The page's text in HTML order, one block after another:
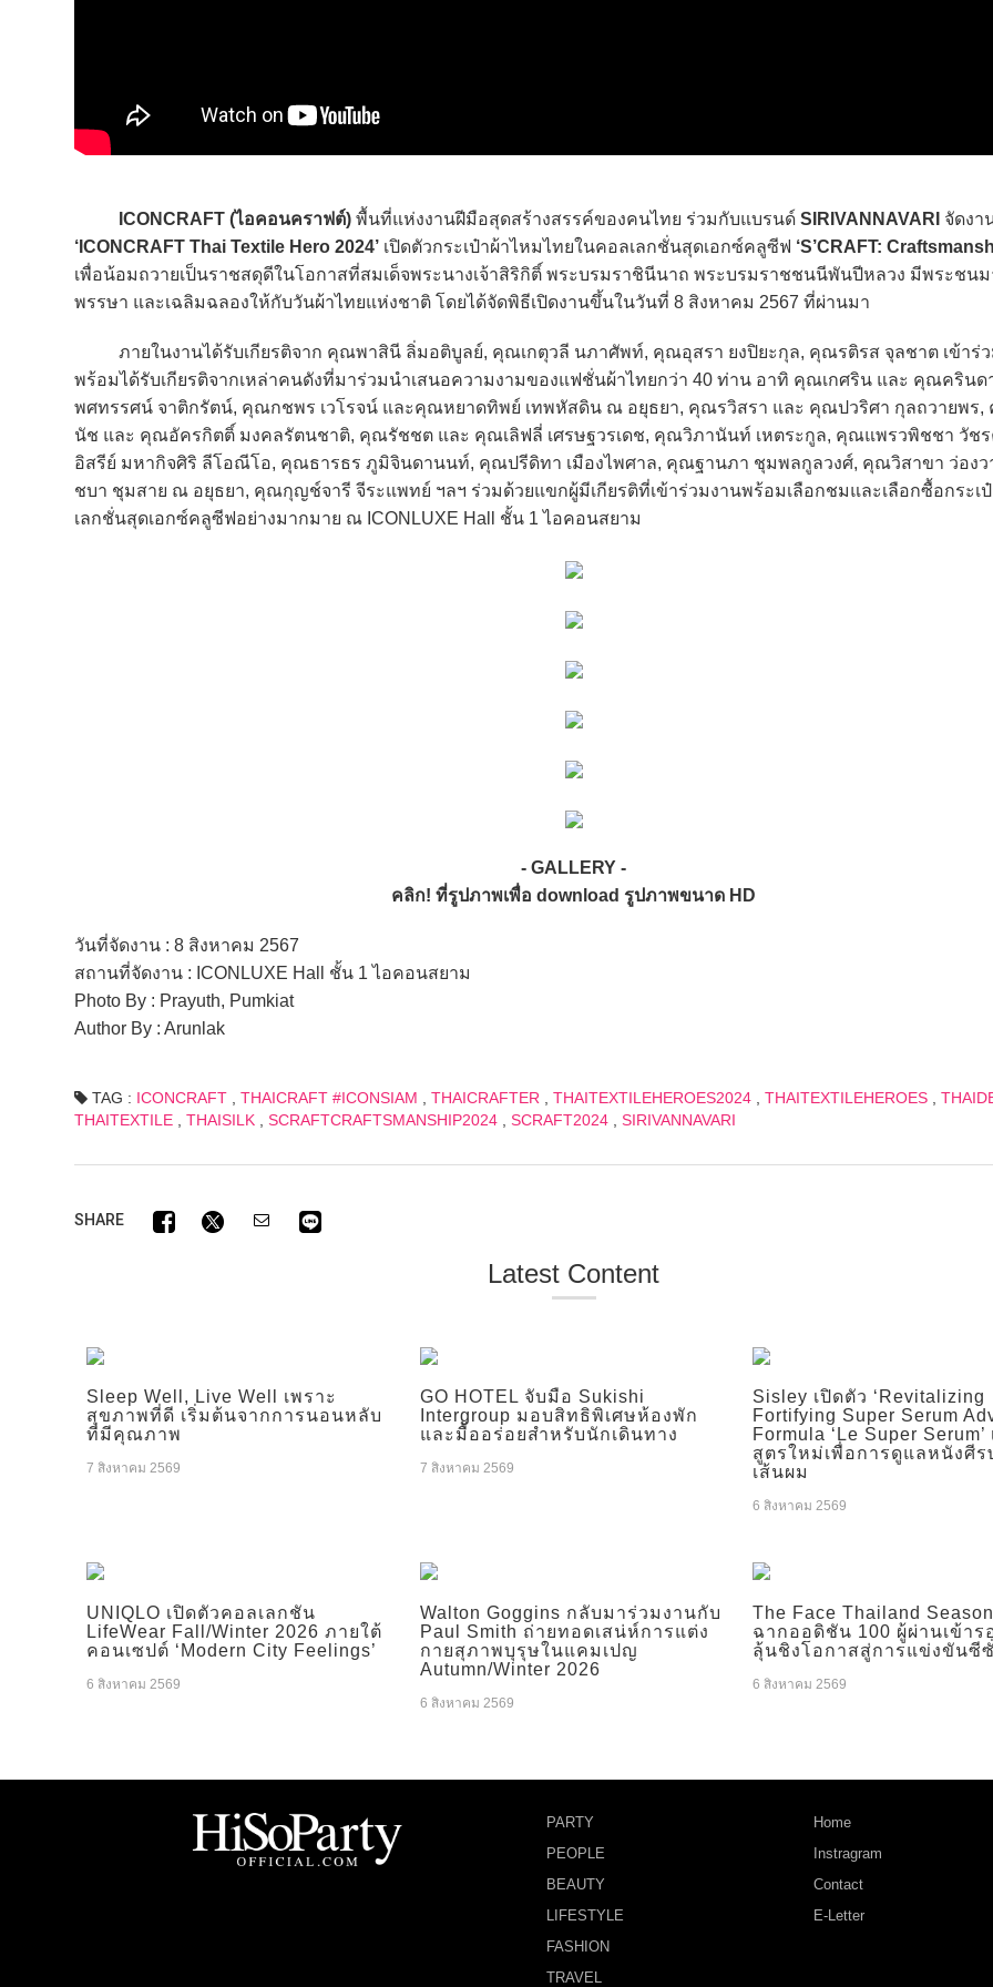
ICONCRAFT (ไอคอนคราฟต์) พื้นที่แห่งงานฝีมือสุดสร้างสรรค์ของคนไทย ร่วมกับแบรนด์ SIRIVANNAVARI จัดงา
‘ICONCRAFT Thai Textile Hero 2024’ เปิดตัวกระเป๋าผ้าไหมไทยในคอลเลกชั่นสุดเอกซ์คลูซีฟ ‘S’CRAFT:
เพื่อน้อมถวายเป็นราชสดุดีในโอกาสที่สมเด็จพระนางเจ้าสิริกิติ์ พระบรมราชินีนาถ พระบรมราชชนนีพันปีหลวง มีพระชนม
พรรษา และเฉลิมฉลองให้กับวันผ้าไทยแห่งชาติ โดยได้จัดพิธีเปิดงานขึ้นในวันที่ 8 สิงหาคม 2567 ที่ผ่านมา
ภายในงานได้รับเกียรติจาก คุณพาสินี ลิ่มอติบูลย์, คุณเกตุวลี นภาศัพท์, คุณอุสรา ยงปิยะกุล, คุณรติรส จุลชาต เข้าร่
พร้อมได้รับเกียรติจากเหล่าคนดังที่มาร่วมนำเสนอความงามของแฟชั่นผ้าไทยกว่า 40 ท่าน อาทิ คุณเกศริน และ คุณคริน
พศทรรศน์ จาติกรัตน์, คุณกชพร เวโรจน์ และคุณหยาดทิพย์ เทพหัสดิน ณ อยุธยา, คุณรวิสรา และ คุณปวริศา กุลถวายพร
นัช และ คุณอัครกิตติ์ มงคลรัตนชาติ, คุณรัชชต และ คุณเลิฟลี่ เศรษฐวรเดช, คุณวิภานันท์ เหตระกูล, คุณแพรวพิชชา วั
อิสรีย์ มหากิจศิริ ลีโอณีโอ, คุณธารธร ภูมิจินดานนท์, คุณปรีดิทา เมืองไพศาล, คุณฐานภา ชุมพลกูลวงศ์, คุณวิสาขา ว่อง
ชบา ชุมสาย ณ อยุธยา, คุณกุญช์จารี จีระแพทย์ ฯลฯ ร่วมด้วยแขกผู้มีเกียรติที่เข้าร่วมงานพร้อมเลือกชมและเลือกซื้อกระเ
เลกชั่นสุดเอกซ์คลูซีฟอย่างมากมาย ณ ICONLUXE Hall ชั้น 1 ไอคอนสยาม
- GALLERY -
คลิก! ที่รูปภาพเพื่อ download รูปภาพขนาด HD
วันที่จัดงาน : 8 สิงหาคม 2567
สถานที่จัดงาน : ICONLUXE Hall ชั้น 1 ไอคอนสยาม
Photo By : Prayuth, Pumkiat
Author By : Arunlak
TAG : ICONCRAFT , THAICRAFT #ICONSIAM , THAICRAFTER , THAITEXTILEHEROES2024 , THAITEXTILEHEROES ,
THAITEXTILE , THAISILK , SCRAFTCRAFTSMANSHIP2024 , SCRAFT2024 , SIRIVANNAVARI
SHARE
Latest Content
Sleep Well, Live Well เพราะ
สุขภาพที่ดี เริ่มต้นจากการนอนหลับ
ที่มีคุณภาพ
7 สิงหาคม 2569
GO HOTEL จับมือ Sukishi
Intergroup มอบสิทธิพิเศษห้องพัก
และมื้ออร่อยสำหรับนักเดินทาง
7 สิงหาคม 2569
Sisley เปิดตัว ‘Revitalizing
Fortifying Super Serum
Formula ‘Le Super Serum’
สูตรใหม่เพื่อการดูแลหนังศีร
เส้นผม
6 สิงหาคม 2569
UNIQLO เปิดตัวคอลเลกชัน
LifeWear Fall/Winter 2026 ภายใต้
คอนเซปต์ ‘Modern City Feelings’
6 สิงหาคม 2569
Walton Goggins กลับมาร่วมงานกับ
Paul Smith ถ่ายทอดเสน่ห์การแต่ง
กายสุภาพบุรุษในแคมเปญ
Autumn/Winter 2026
6 สิงหาคม 2569
The Face Thailand
ฉากออดิชัน 100 ผู้ผ่านเข้าร
ลุ้นชิงโอกาสสู่การแข่งขันซี
6 สิงหาคม 2569
PARTY
PEOPLE
BEAUTY
LIFESTYLE
FASHION
TRAVEL
Home
Instragram
Contact
E-Letter